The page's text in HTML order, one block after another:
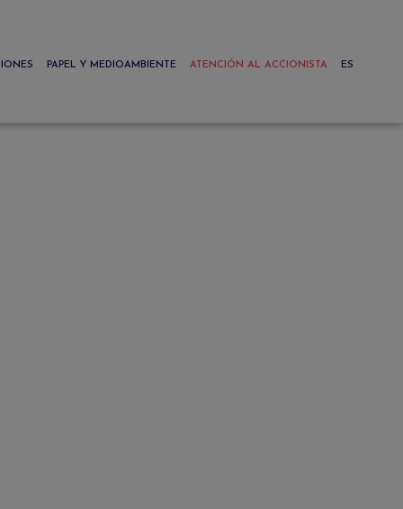
PAPEL Y MEDIOAMBIENTE ATENCIÓN AL ACCIONISTA ES